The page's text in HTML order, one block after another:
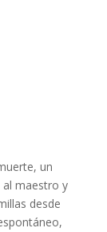
un
maestro y
desde